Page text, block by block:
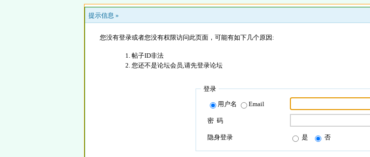
提示信息 »
您没有登录或者您没有权限访问此页面，可能有如下几个原因:
帖子ID非法
您还不是论坛会员,请先登录论坛
登录
用户名 Email
密 码
隐身登录 是 否